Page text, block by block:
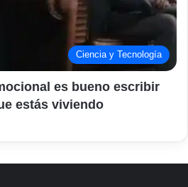
Ciencia y Tecnología
es bueno escribir
estás viviendo